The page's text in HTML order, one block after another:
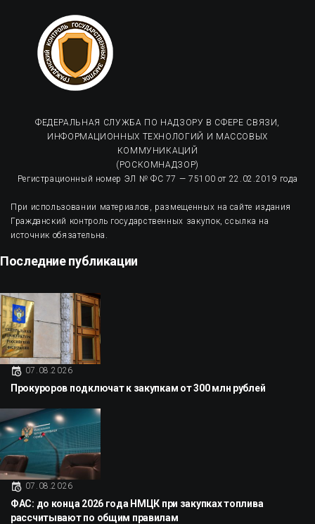
ФЕДЕРАЛЬНАЯ СЛУЖБА ПО НАДЗОРУ В СФЕРЕ СВЯЗИ,
ИНФОРМАЦИОННЫХ ТЕХНОЛОГИЙ И МАССОВЫХ
КОММУНИКАЦИЙ
(РОСКОМНАДЗОР)
Регистрационный номер ЭЛ № ФС 77 — 75100 от 22.02.2019 года
При использовании материалов, размещенных на сайте издания
Гражданский контроль государственных закупок, ссылка на
источник обязательна.
Последние публикации
07.08.2026
Прокуроров подключат к закупкам от 300 млн рублей
07.08.2026
ФАС: до конца 2026 года НМЦК при закупках топлива
рассчитывают по общим правилам